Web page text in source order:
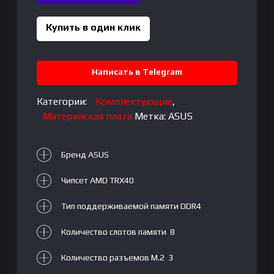
STRIX
|
ZENITH
EXTREME
ALPHA
AT
Купить в один клик
Написать в Telegram
Категории: Комплектующие,
Материнская плата Метка:ASUS
Бренд ASUS
Чипсет AMD TRX40
Тип поддерживаемой памяти DDR4
Количество слотов памяти 8
Количестворазъемов M.2 3